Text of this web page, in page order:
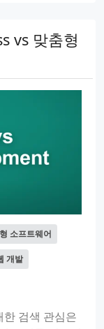
vs 맞춤형
소프트웨어
개발
검색 관심은